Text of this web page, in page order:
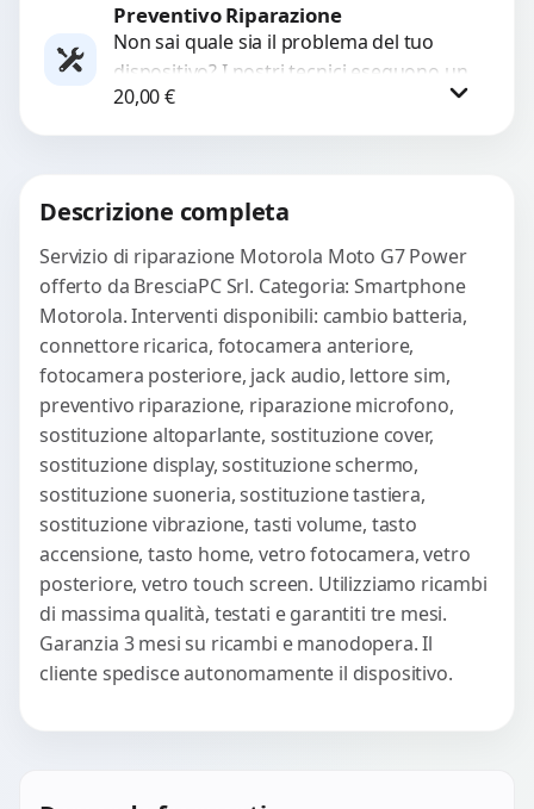
Richiedi Preventivo
WhatsApp
Preventivo Riparazione
Non sai quale sia il problema del tuo
dispositivo? I nostri tecnici eseguono un
check-up completo con strumenti
avanzati per...
20,00€
Descrizione completa
Servizio di riparazione Motorola Moto G7 Power
offerto da BresciaPC Srl. Categoria: Smartphone
Motorola. Interventi disponibili: cambio batteria,
connettore ricarica, fotocamera anteriore,
fotocamera posteriore, jack audio, lettore sim,
preventivo riparazione, riparazione microfono,
sostituzione altoparlante, sostituzione cover,
sostituzione display, sostituzione schermo,
sostituzione suoneria, sostituzione tastiera,
sostituzione vibrazione, tasti volume, tasto
accensione, tasto home, vetro fotocamera, vetro
posteriore, vetro touch screen. Utilizziamo ricambi
di massima qualità, testati e garantiti tre mesi.
Garanzia 3 mesi su ricambi e manodopera. Il
cliente spedisce autonomamente il dispositivo.